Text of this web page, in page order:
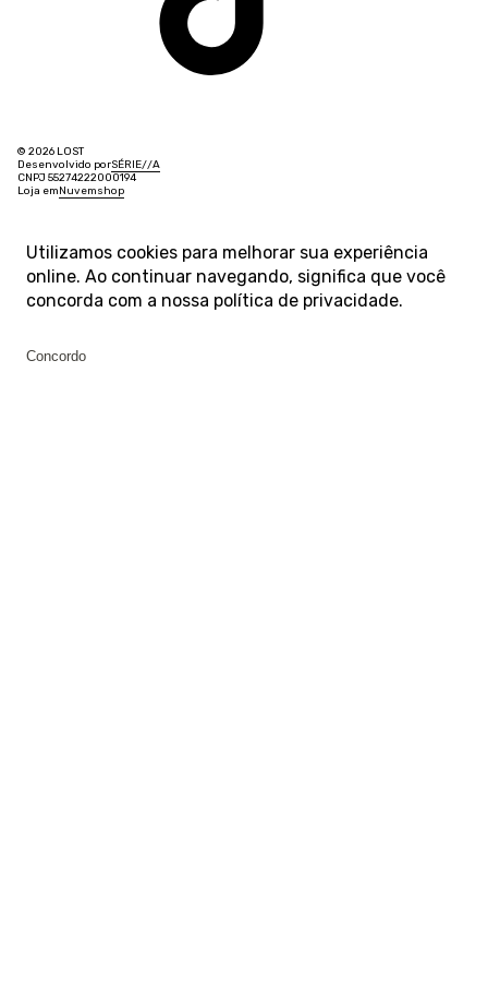
© 2026 LOST
Desenvolvido porSÉRIE//A
CNPJ 55274222000194
Loja emNuvemshop
Utilizamos cookies para melhorar sua experiência
online. Ao continuar navegando, significa que você
concorda com a nossa política de privacidade.
Concordo